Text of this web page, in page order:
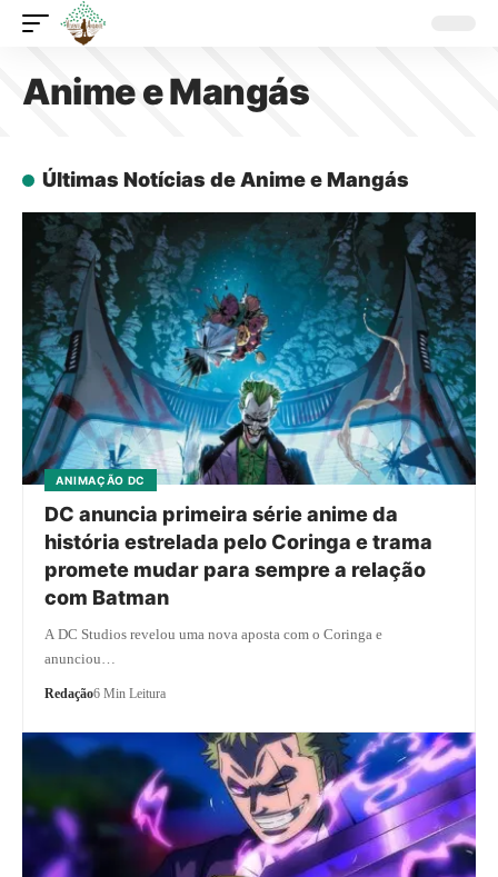
Anime e Mangás
Últimas Notícias de Anime e Mangás
ANIMAÇÃO DC
DC anuncia primeira série anime da
história estrelada pelo Coringa e trama
promete mudar para sempre a relação
com Batman
A DC Studios revelou uma nova aposta com o Coringa e
anunciou…
Redação6 Min Leitura